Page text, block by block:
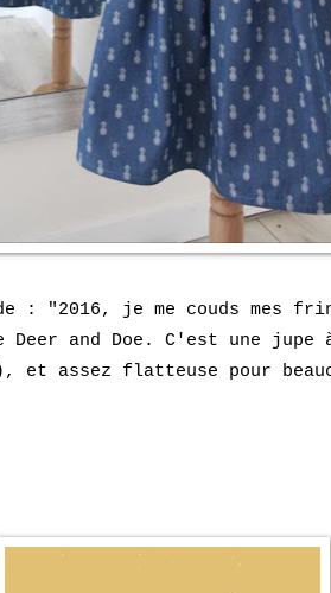
"2016, je me couds mes
and Doe .
C'est une
assez flatteuse pour